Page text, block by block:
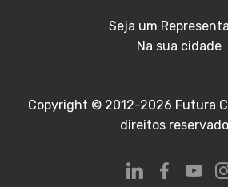
Seja um
Na sua cidade
Copyright © 2012-2026 Futura
direitos